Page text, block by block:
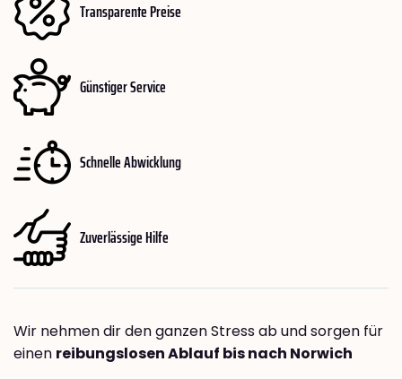
Transparente Preise
Günstiger Service
Schnelle Abwicklung
Zuverlässige Hilfe
Wir nehmen dir den ganzen Stress ab und sorgen für
einen reibungslosen Ablauf bis nach Norwich